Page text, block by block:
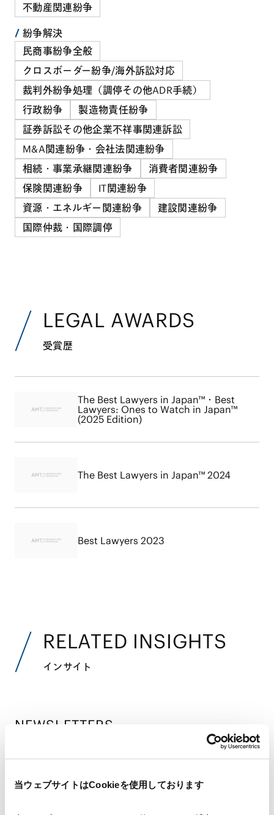
当ウェブサイトはCookieを使用しております
不動産関連紛争
紛争解決
民商事紛争全般
クロスボーダー紛争/海外訴訟対応
裁判外紛争処理（調停その他ADR手続）
行政紛争
製造物責任紛争
証券訴訟その他企業不祥事関連訴訟
M&A関連紛争・会社法関連紛争
相続・事業承継関連紛争
消費者関連紛争
保険関連紛争
IT関連紛争
資源・エネルギー関連紛争
建設関連紛争
国際仲裁・国際調停
LEGAL AWARDS
受賞歴
The Best Lawyers in Japan™・Best
Lawyers: Ones to Watch in Japan™
(2025 Edition)
The Best Lawyers in Japan™ 2024
Best Lawyers 2023
RELATED INSIGHTS
インサイト
NEWSLETTERS
【訴訟/仲裁/ADR】調停に関するシンガポール
条約への日本の批准